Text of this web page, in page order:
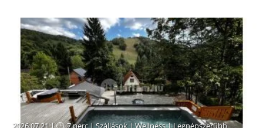
2026.07.21 | 7 perc|Szállások|Wellness|Legnépszerűbb